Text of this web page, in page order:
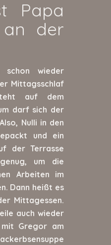
Papa
an der
wieder
Mittagsschlaf
auf dem
darf sich der
Nulli in den
und ein
der Terrasse
um die
Arbeiten im
Dann heißt es
Mittagessen.
auch wieder
Gregor am